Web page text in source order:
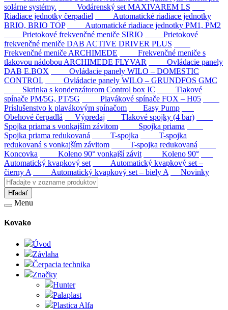
solárne systémy.
Vodárenský set MAXIVAREM LS
Riadiace jednotky čerpadiel
Automatické riadiace jednotky
BRIO, BRIO TOP
Automatické riadiace jednotky PM1, PM2
Prietokové frekvenčné meniče SIRIO
Prietokové
frekvenčné meniče DAB ACTIVE DRIVER PLUS
Frekvenčné meniče ARCHIMEDE
Frekvenčné meniče s
tlakovou nádobou ARCHIMEDE FLYVAR
Ovládacie panely
DAB E.BOX
Ovládacie panely WILO – DOMESTIC
CONTROL
Ovládacie panely WILO – GRUNDFOS GMC
Skrinka s kondenzátorom Control box IC
Tlakové
spínače PM/5G, PT/5G
Plavákové spínače FOX – H05
Príslušenstvo k plavákovým spínačom
Easy Pump
Obehové čerpadlá
Výpredaj
Tlakové spojky (4 bar)
Spojka priama s vonkajším závitom
Spojka priama
Spojka priama redukovaná
T-spojka
T-spojka
redukovaná s vonkajším závitom
T-spojka redukovaná
Koncovka
Koleno 90° vonkajší závit
Koleno 90°
Automatický kvapkový set
Automatický kvapkový set –
čierny A
Automatický kvapkový set – biely A Novinky
Hľadať
Menu
Kovako
Úvod
Závlaha
Čerpacia technika
Značky
Hunter
Palaplast
Plastica Alfa